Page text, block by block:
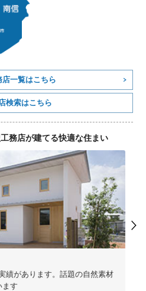
店一覧はこちら
検索はこちら
務店が建てる快適な住まい
績があります。話題の自然素材
ます